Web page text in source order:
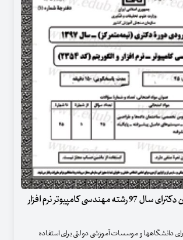
سئوالات آزمون دکترای سال 97 رشته مهندسی کامپیوتر نرم افزار
دانشگاهها و موسسات آموزشی دولتی برای استفاده